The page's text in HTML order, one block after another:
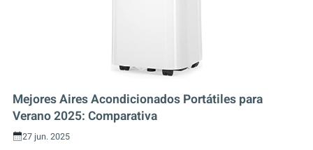
Mejores Aires Acondicionados Portátiles para
Verano 2025: Comparativa
27 jun. 2025